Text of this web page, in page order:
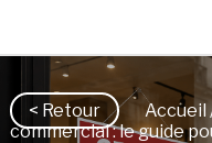
< Retour Accueil
commercial : le guide